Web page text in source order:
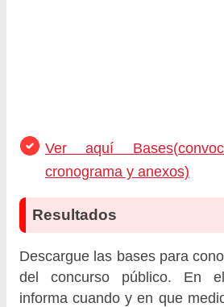
Ver aquí
cronograma y anexos)
Resultados
Descargue las bases para
del concurso público. En
informa cuando y en que